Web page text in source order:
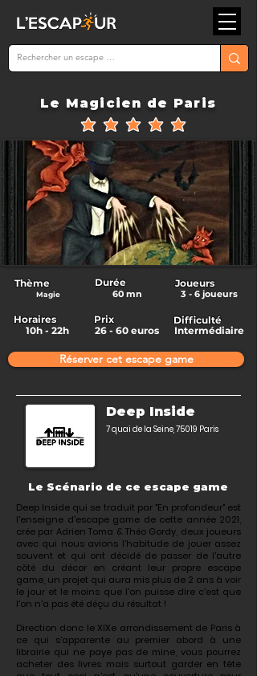
Le Magicien de Paris
la note moyenne est 5 sur 5
Thème
Magie
Durée
60 mn
Joueurs
3 - 6 joueurs
Horaires
10h - 22h
Prix
26 - 60 euros
Difficulté
Intermédiaire
Deep Inside
7 quai de la Seine, 75019 Paris
Le Scénario de ce escape game
Deep Inside qui se traduit par "En profondeur" est
l'enseigne d'escape game de cette année 2021,
crée par Adrien Toma & Théo Gordy , deux joueurs
avec qui nous avions l'habitude de jouer assez
souvent et qui ont décidé de passer de l'autre
côté du décor en créant leur propre escape
game, un projet qui aura mis plus de 2 ans à voir
le jour et le moins que l'on puisse dire c'est que
l'on n'a pas été déçu du résultat !
Direction donc le XIXe arrondissement de Paris à
ce qui s'apparente au premier abord à une
librairie qui ne paye pas de mine, vous pourrez
acheter des livres mais surtout garder en tête
Réserver cet escape game